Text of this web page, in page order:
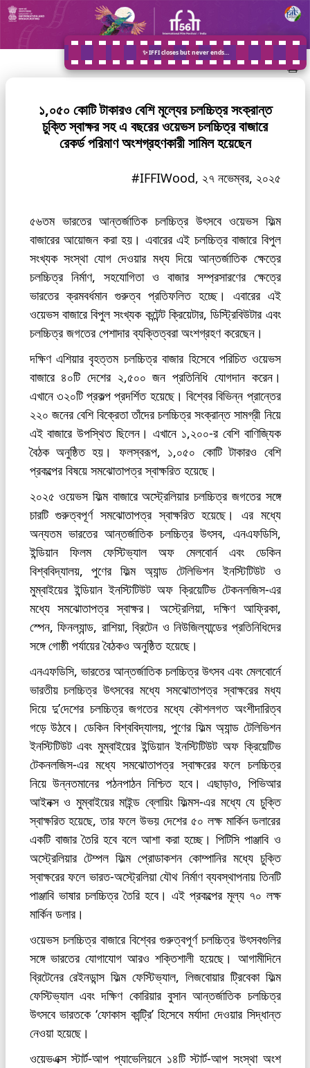
✨ IFFI closes but never ends…
১,০৫০ কোটি টাকারও বেশি মূল্যের চলচ্চিত্র সংক্রান্ত
চুক্তি স্বাক্ষর সহ এ বছরের ওয়েভস চলচ্চিত্র বাজারে
রেকর্ড পরিমাণ অংশগ্রহণকারী সামিল হয়েছেন
#IFFIWood, ২৭ নভেম্বর, ২০২৫
৫৬তম ভারতের আন্তর্জাতিক চলচ্চিত্র উৎসবে ওয়েভস ফিল্ম
বাজারের আয়োজন করা হয়। এবারের এই চলচ্চিত্র বাজারে বিপুল
সংখ্যক সংস্থা যোগ দেওয়ার মধ্য দিয়ে আন্তর্জাতিক ক্ষেত্রে
চলচ্চিত্র নির্মাণ, সহযোগিতা ও বাজার সম্প্রসারণের ক্ষেত্রে
ভারতের ক্রমবর্ধমান গুরুত্ব প্রতিফলিত হচ্ছে। এবারের এই
ওয়েভস বাজারে বিপুল সংখ্যক কন্টেন্ট ক্রিয়েটার, ডিস্ট্রিবিউটার এবং
চলচ্চিত্র জগতের পেশাদার ব্যক্তিত্বরা অংশগ্রহণ করেছেন।
দক্ষিণ এশিয়ার বৃহত্তম চলচ্চিত্র বাজার হিসেবে পরিচিত ওয়েভস
বাজারে ৪০টি দেশের ২,৫০০ জন প্রতিনিধি যোগদান করেন।
এখানে ৩২০টি প্রকল্প প্রদর্শিত হয়েছে। বিশ্বের বিভিন্ন প্রান্তের
২২০ জনের বেশি বিক্রেতা তাঁদের চলচ্চিত্র সংক্রান্ত সামগ্রী নিয়ে
এই বাজারে উপস্থিত ছিলেন। এখানে ১,২০০-র বেশি বাণিজ্যিক
বৈঠক অনুষ্ঠিত হয়। ফলস্বরূপ, ১,০৫০ কোটি টাকারও বেশি
প্রকল্পের বিষয়ে সমঝোতাপত্র স্বাক্ষরিত হয়েছে।
২০২৫ ওয়েভস ফিল্ম বাজারে অস্ট্রেলিয়ার চলচ্চিত্র জগতের সঙ্গে
চারটি গুরুত্বপূর্ণ সমঝোতাপত্র স্বাক্ষরিত হয়েছে। এর মধ্যে
অন্যতম ভারতের আন্তর্জাতিক চলচ্চিত্র উৎসব, এনএফডিসি,
ইন্ডিয়ান ফিলম ফেস্টিভ্যাল অফ মেলবোর্ন এবং ডেকিন
বিশ্ববিদ্যালয়, পুণের ফিল্ম অ্যান্ড টেলিভিশন ইনস্টিটিউট ও
মুম্বাইয়ের ইন্ডিয়ান ইনস্টিটিউট অফ ক্রিয়েটিভ টেকনলজিস-এর
মধ্যে সমঝোতাপত্র স্বাক্ষর। অস্ট্রেলিয়া, দক্ষিণ আফ্রিকা,
স্পেন, ফিনল্যান্ড, রাশিয়া, ব্রিটেন ও নিউজিল্যান্ডের প্রতিনিধিদের
সঙ্গে গোষ্ঠী পর্যায়ের বৈঠকও অনুষ্ঠিত হয়েছে।
এনএফডিসি, ভারতের আন্তর্জাতিক চলচ্চিত্র উৎসব এবং মেলবোর্নে
ভারতীয় চলচ্চিত্র উৎসবের মধ্যে সমঝোতাপত্র স্বাক্ষরের মধ্য
দিয়ে দু’দেশের চলচ্চিত্র জগতের মধ্যে কৌশলগত অংশীদারিত্ব
গড়ে উঠবে। ডেকিন বিশ্ববিদ্যালয়, পুণের ফিল্ম অ্যান্ড টেলিভিশন
ইনস্টিটিউট এবং মুম্বাইয়ের ইন্ডিয়ান ইনস্টিটিউট অফ ক্রিয়েটিভ
টেকনলজিস-এর মধ্যে সমঝোতাপত্র স্বাক্ষরের ফলে চলচ্চিত্র
নিয়ে উন্নতমানের পঠনপাঠন নিশ্চিত হবে। এছাড়াও, পিভিআর
আইনক্স ও মুম্বাইয়ের মাইন্ড ব্লোয়িং ফিল্মস-এর মধ্যে যে চুক্তি
স্বাক্ষরিত হয়েছে, তার ফলে উভয় দেশের ৫০ লক্ষ মার্কিন ডলারের
একটি বাজার তৈরি হবে বলে আশা করা হচ্ছে। পিটিসি পাঞ্জাবি ও
অস্ট্রেলিয়ার টেম্পল ফিল্ম প্রোডাকশন কোম্পানির মধ্যে চুক্তি
স্বাক্ষরের ফলে ভারত-অস্ট্রেলিয়া যৌথ নির্মাণ ব্যবস্থাপনায় তিনটি
পাঞ্জাবি ভাষার চলচ্চিত্র তৈরি হবে। এই প্রকল্পের মূল্য ৭০ লক্ষ
মার্কিন ডলার।
ওয়েভস চলচ্চিত্র বাজারে বিশ্বের গুরুত্বপূর্ণ চলচ্চিত্র উৎসবগুলির
সঙ্গে ভারতের যোগাযোগ আরও শক্তিশালী হয়েছে। আগামীদিনে
ব্রিটেনের রেইনডান্স ফিল্ম ফেস্টিভ্যাল, লিজবোয়ার ট্রিবেকা ফিল্ম
ফেস্টিভ্যাল এবং দক্ষিণ কোরিয়ার বুসান আন্তর্জাতিক চলচ্চিত্র
উৎসবে ভারতকে ‘ফোকাস কান্ট্রি’ হিসেবে মর্যাদা দেওয়ার সিদ্ধান্ত
নেওয়া হয়েছে।
ওয়েভএক্স স্টার্ট-আপ প্যাভেলিয়নে ১৪টি স্টার্ট-আপ সংস্থা অংশ